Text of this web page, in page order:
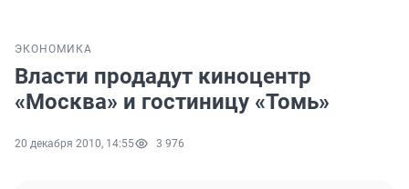
ЭКОНОМИКА
Власти продадут киноцентр
«Москва» и гостиницу «Томь»
20 декабря 2010, 14:55 3 976